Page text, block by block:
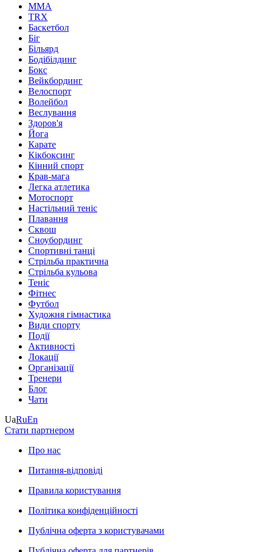
MMA
TRX
Баскетбол
Біг
Більярд
Бодібілдинг
Бокс
Вейкбординг
Велоспорт
Волейбол
Веслування
Здоров'я
Йога
Карате
Кікбоксинг
Кінний спорт
Крав-мага
Легка атлетика
Мотоспорт
Настільний теніс
Плавання
Сквош
Сноубординг
Спортивні танці
Стрільба практична
Стрільба кульова
Теніс
Фітнес
Футбол
Художня гімнастика
Види спорту
Події
Активності
Локації
Організації
Тренери
Блог
Чати
UaRuEn
Стати партнером
Про нас
Питання-відповіді
Правила користування
Політика конфіденційності
Публічна оферта з користувачами